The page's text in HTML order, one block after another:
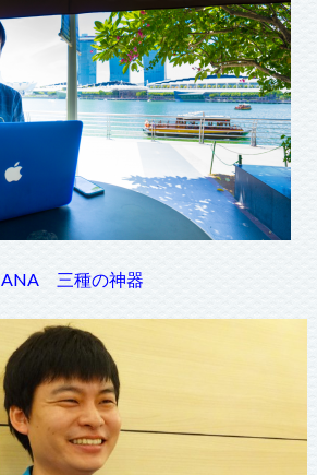
ANA 三種の神器